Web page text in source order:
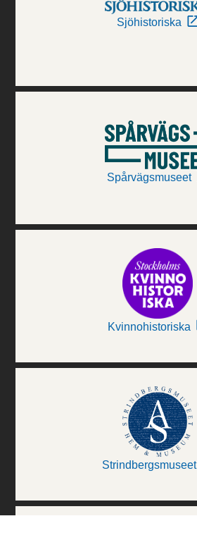
Sjöhistoriska
Spårvägsmuseet
Kvinnohistoriska
Strindbergsmuseet